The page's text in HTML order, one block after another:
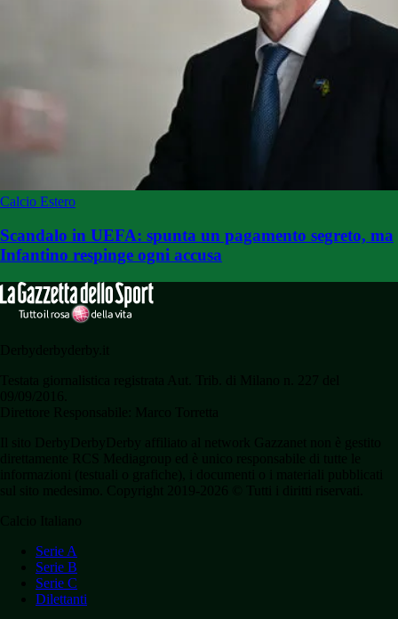
Calcio Estero
Scandalo in UEFA: spunta un pagamento segreto, ma
Infantino respinge ogni accusa
Serie A
Serie B
Serie C
Dilettanti